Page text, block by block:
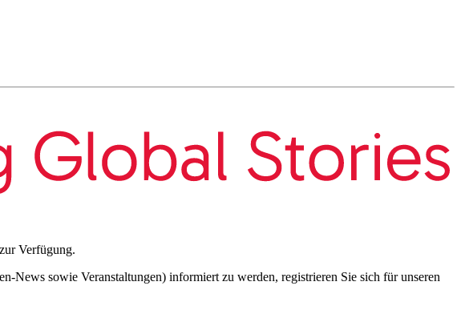
Verfügung.
sowie Veranstaltungen) informiert zu werden, registrieren Sie sich für unseren